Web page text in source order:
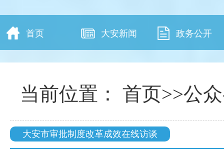
首页 大安新闻 政务公开
当前位置： 首页>>公
大安市审批制度改革成效在线访谈